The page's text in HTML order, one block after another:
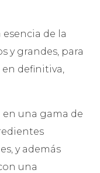
de la
y grandes, para
definitiva,
en una gama de
y además
una